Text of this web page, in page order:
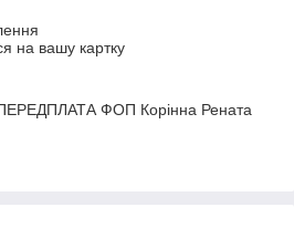
на вашу картку
ФОП Корінна Рената